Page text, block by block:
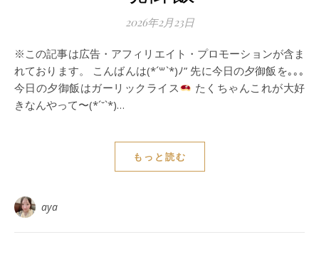
2026年2月23日
※この記事は広告・アフィリエイト・プロモーションが含ま
れております。 こんばんは(*´꒳`*)ﾉ” 先に今日の夕御飯を｡｡｡
今日の夕御飯はガーリックライス
たくちゃんこれが大好
きなんやって〜(*´˘`*)…
もっと読む
aya